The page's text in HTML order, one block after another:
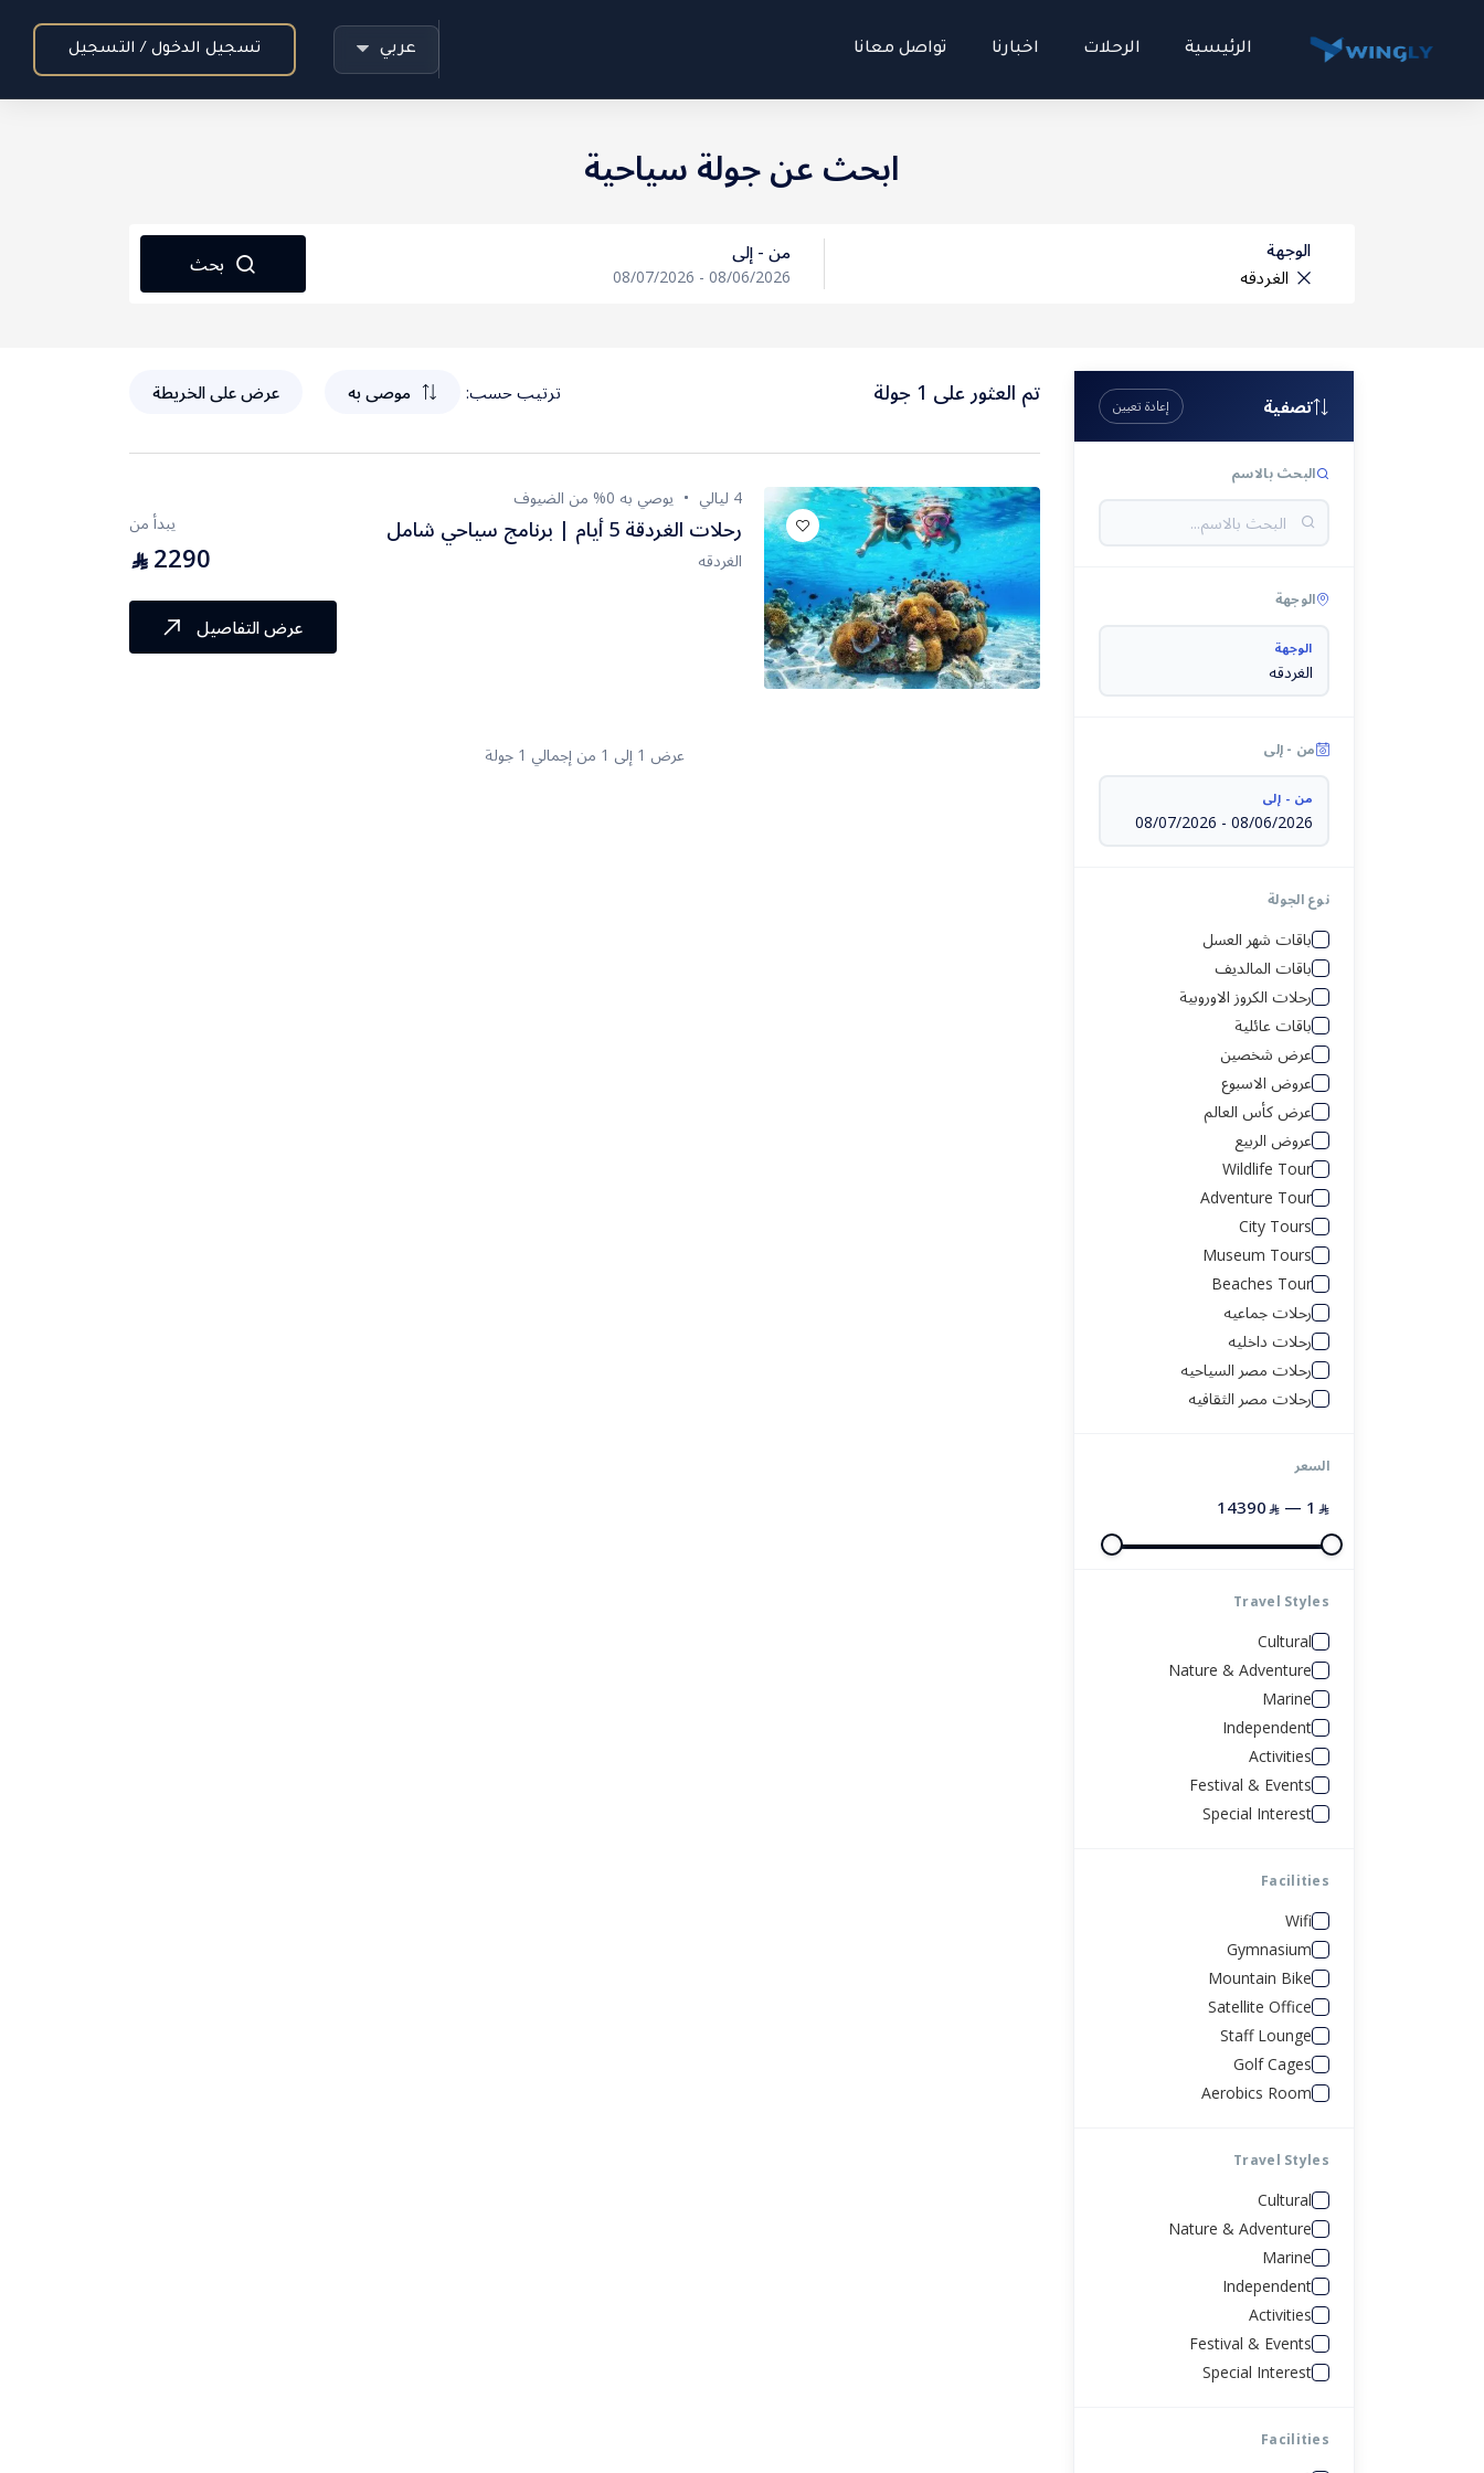
الرئيسية الرحلات اخبارنا تواصل معانا عربي تسجيل الدخول / التسجيل
ابحث عن جولة سياحية
الوجهة
المالديف
اندونيسيا
أذربيجان
رحلة العواصم الأوروبية
القاهره
شرم الشيخ
من - إلى
08/06/2026
-
08/07/2026
بحث
تصفية إعادة تعيين
البحث بالاسم
الوجهة
الوجهة
سريلانكا
سنغافورة
فيتنام
ماليزيا
طرابزون
ألبانيا
أرمينيا
أذربيجان
اسطنبول
رحلة العواصم الأوروبية
الصين
البوسنة والهرسك
روسيا
من - إلى
من - إلى
08/06/2026
-
08/07/2026
نوع الجولة
باقات شهر العسل
باقات المالديف
رحلات الكروز الاوروبية
باقات عائلية
عرض شخصين
عروض الاسبوع
عرض كأس العالم
عروض الربيع
Wildlife Tour
Adventure Tour
City Tours
Museum Tours
Beaches Tour
رحلات جماعيه
رحلات داخليه
رحلات مصر السياحيه
رحلات مصر الثقافيه
السعر
⃁
1
—
⃁
14390
Travel Styles
Cultural
Nature & Adventure
Marine
Independent
Activities
Festival & Events
Special Interest
Facilities
Wifi
Gymnasium
Mountain Bike
Satellite Office
Staff Lounge
Golf Cages
Aerobics Room
Travel Styles
Cultural
Nature & Adventure
Marine
Independent
Activities
Festival & Events
Special Interest
Facilities
تم العثور على 1 جولة ترتيب حسب: موصى به عرض على الخريطة
4 ليالي يوصي به 0% من الضيوف
رحلات الغردقة 5 أيام | برنامج سياحي شامل
الغردقه
يبدأ من
2290
⃁
عرض التفاصيل
عرض 1 إلى 1 من إجمالي 1 جولة